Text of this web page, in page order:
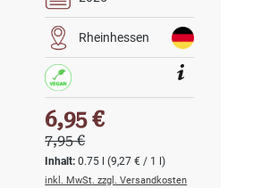
Rheinhessen
Inhalt:0.75 l(9,27 € / 1 l)
Verkaufspreis:
6,95 €
Regulärer Preis:
7,95 €
inkl. MwSt. zzgl. Versandkosten